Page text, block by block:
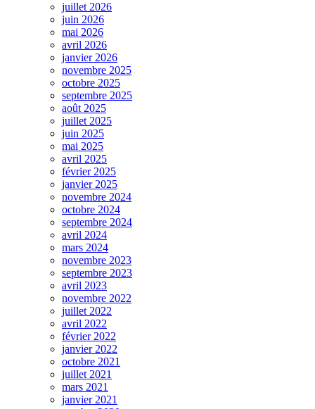
juillet 2026
juin 2026
mai 2026
avril 2026
janvier 2026
novembre 2025
octobre 2025
septembre 2025
août 2025
juillet 2025
juin 2025
mai 2025
avril 2025
février 2025
janvier 2025
novembre 2024
octobre 2024
septembre 2024
avril 2024
mars 2024
novembre 2023
septembre 2023
avril 2023
novembre 2022
juillet 2022
avril 2022
février 2022
janvier 2022
octobre 2021
juillet 2021
mars 2021
janvier 2021